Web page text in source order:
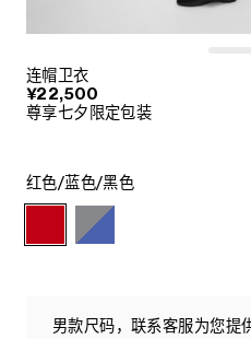
连帽卫衣
¥22,500
尊享七夕限定包装
红色/蓝色/黑色
男款尺码，联系客服为您提